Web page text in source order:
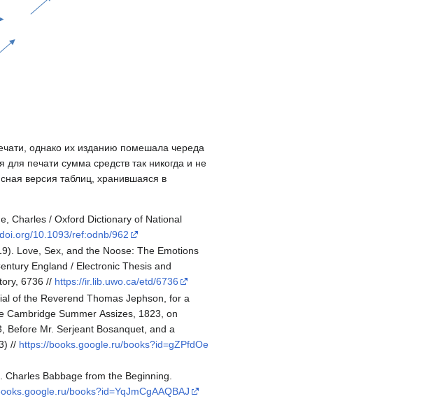
однако их изданию помешала череда
печати сумма средств так никогда и не
версия таблиц, хранившаяся в
Charles / Oxford Dictionary of National
10.1093/ref:odnb/962
Love, Sex, and the Noose: The Emotions
England / Electronic Thesis and
6736 // https://ir.lib.uwo.ca/etd/6736
of the Reverend Thomas Jephson, for a
Cambridge Summer Assizes, 1823, on
Before Mr. Serjeant Bosanquet, and a
// https://books.google.ru/books?id=gZPfdOe
Charles Babbage from the Beginning.
books?id=YqJmCgAAQBAJ